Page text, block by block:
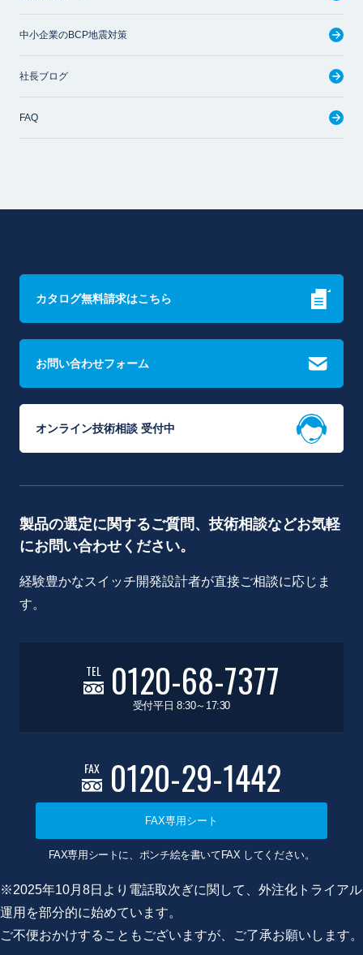
中小企業のBCP地震対策
社長ブログ
FAQ
カタログ無料請求はこちら
お問い合わせフォーム
オンライン技術相談 受付中
製品の選定に関するご質問、技術相談などお気軽
にお問い合わせください。
経験豊かなスイッチ開発設計者が直接ご相談に応じま
す。
TEL 0120-68-7377
受付平日 8:30～17:30
FAX 0120-29-1442
FAX専用シート
FAX専用シートに、ポンチ絵を書いてFAX してください。
※2025年10月8日より電話取次ぎに関して、外注化トライアル
運用を部分的に始めています。
ご不便おかけすることもございますが、ご了承お願いします。